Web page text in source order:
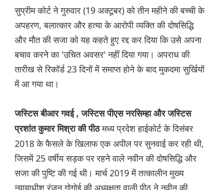
सुप्रीम कोर्ट ने गुरुवार (19 अक्टूबर) को तीन महीने की बच्ची के
अपहरण, बलात्कार और हत्या के आरोपी व्यक्ति की दोषसिद्धि
और मौत की सजा को यह कहते हुए रद्द कर दिया कि उसे अपना
बचाव करने का 'उचित अवसर' नहीं दिया गया। अपराध की
तारीख से रिकॉर्ड 23 दिनों में समाप्त होने के बाद मुकदमा सुर्खियों
में आ गया था।
जस्टिस बीआर गवई , जस्टिस पीएस नरसिम्हा और जस्टिस
प्रशांत कुमार मिश्रा की पीठमध्य प्रदेश हाईकोर्ट के दिसंबर
2018 के फैसले के खिलाफ एक अपील पर सुनवाई कर रही थी,
जिसमें 25 वर्षीय सड़क पर रहने वाले नवीन की दोषसिद्धि और
सजा की पुष्टि की गई थी। मार्च 2019 में तत्कालीन मुख्य
न्यायाधीश रंजन गोगोई की अध्यक्षता वाली पीठ ने नवीन की